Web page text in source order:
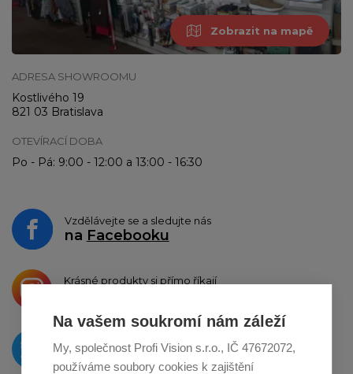
Zobrazit na mapě
ADRESA SHOWROOMU
Kostlivého 19
821 03 Bratislava
OTEVÍRACÍ DOBA
Po - Pá: 9:00 - 12:00 a 13:00 - 16:30
Vzdělávejte se a sledujte nás
na Facebooku
Krásné produkty si přímo říkají
O novinkách píšeme
naTwitteru
Na vašem soukromí nám záleží
My, společnost Profi Vision s.r.o., IČ 47672072,
používáme soubory cookies k zajištění